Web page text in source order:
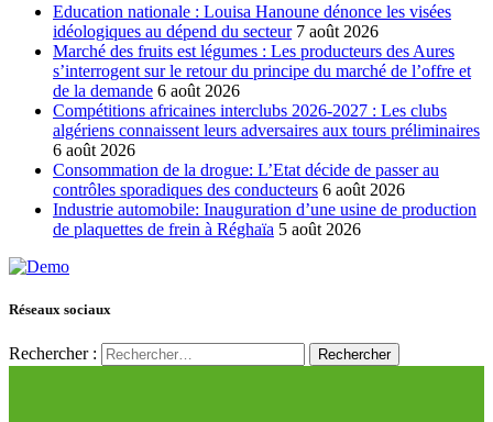
Education nationale : Louisa Hanoune dénonce les visées
idéologiques au dépend du secteur 7 août 2026
Marché des fruits est légumes : Les producteurs des Aures
s’interrogent sur le retour du principe du marché de l’offre et
de la demande 6 août 2026
Compétitions africaines interclubs 2026-2027 : Les clubs
algériens connaissent leurs adversaires aux tours préliminaires
6 août 2026
Consommation de la drogue: L’Etat décide de passer au
contrôles sporadiques des conducteurs 6 août 2026
Industrie automobile: Inauguration d’une usine de production
de plaquettes de frein à Réghaïa 5 août 2026
Réseaux sociaux
Rechercher :